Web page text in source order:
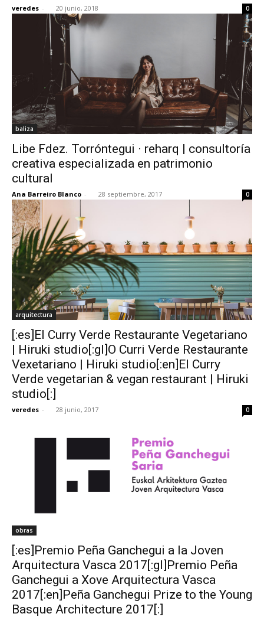
veredes - 20 junio, 2018 0
baliza
Libe Fdez. Torróntegui · reharq | consultoría
creativa especializada en patrimonio
cultural
Ana Barreiro Blanco - 28 septiembre, 2017 0
arquitectura
[:es]El Curry Verde Restaurante Vegetariano
| Hiruki studio[:gl]O Curri Verde Restaurante
Vexetariano | Hiruki studio[:en]El Curry
Verde vegetarian & vegan restaurant | Hiruki
studio[:]
veredes - 28 junio, 2017 0
obras
[:es]Premio Peña Ganchegui a la Joven
Arquitectura Vasca 2017[:gl]Premio Peña
Ganchegui a Xove Arquitectura Vasca
2017[:en]Peña Ganchegui Prize to the Young
Basque Architecture 2017[:]